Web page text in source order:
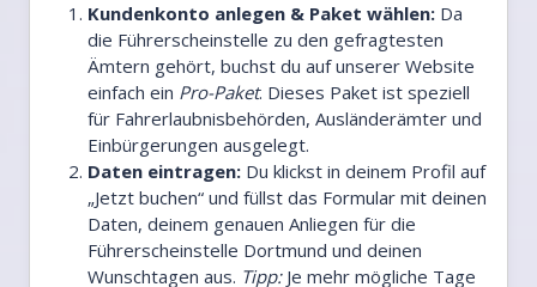
Kundenkonto anlegen & Paket wählen: Da
die Führerscheinstelle zu den gefragtesten
Ämtern gehört, buchst du auf unserer Website
einfach ein Pro-Paket. Dieses Paket ist speziell
für Fahrerlaubnisbehörden, Ausländerämter und
Einbürgerungen ausgelegt.
Daten eintragen: Du klickst in deinem Profil auf
„Jetzt buchen“ und füllst das Formular mit deinen
Daten, deinem genauen Anliegen für die
Führerscheinstelle Dortmund und deinen
Wunschtagen aus. Tipp:Je mehr mögliche Tage